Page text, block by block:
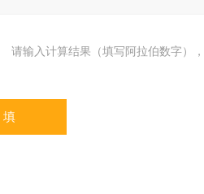
请输入计算结果（填写阿拉伯数字）